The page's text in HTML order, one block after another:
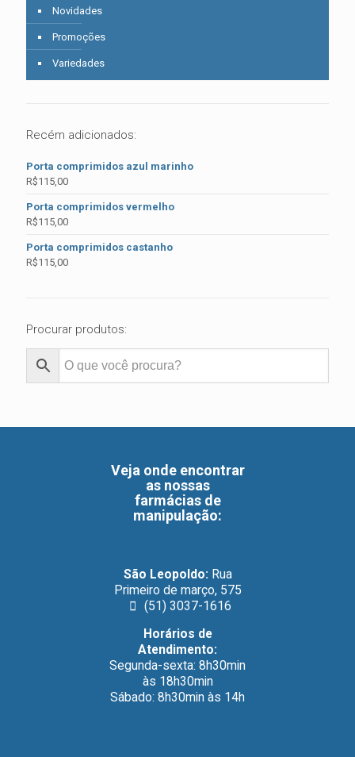
Novidades
Promoções
Variedades
Recém adicionados:
Porta comprimidos azul marinho
R$115,00
Porta comprimidos vermelho
R$115,00
Porta comprimidos castanho
R$115,00
Procurar produtos:
Veja onde encontrar
as nossas
farmácias de
manipulação:
São Leopoldo: Rua
Primeiro de março, 575
(51) 3037-1616
Horários de
Atendimento:
Segunda-sexta: 8h30min
às 18h30min
Sábado: 8h30min às 14h